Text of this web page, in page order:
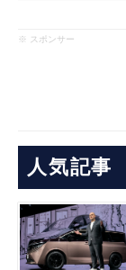
※ スポンサー
人気記事